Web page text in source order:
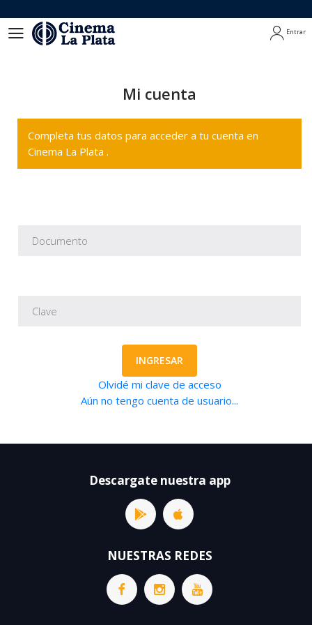
Entrar
Mi cuenta
Completa tus datos para acceder a tu cuenta en
Cinema La Plata .
INGRESAR
Olvidé mi clave de acceso
Aún no tengo cuenta de usuario...
Descargate nuestra app
NUESTRAS REDES